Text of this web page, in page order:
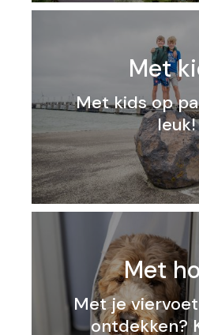
Met
Met kids op
leuk!
Met
Met je
ontdekken?